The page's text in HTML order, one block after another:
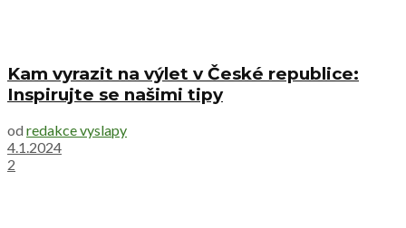
Kam vyrazit na výlet v České republice:
Inspirujte se našimi tipy
od redakce vyslapy
4.1.2024
2